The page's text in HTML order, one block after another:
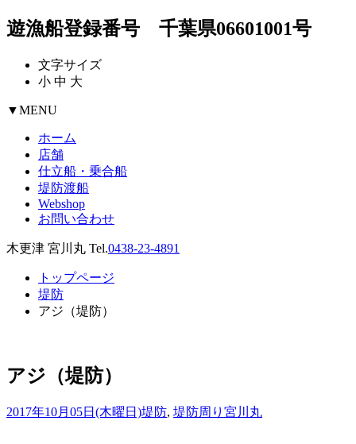
遊漁船登録番号 千葉県06601001号
文字サイズ
小 中 大
▼MENU
ホーム
店舗
仕立船・乗合船
堤防渡船
Webshop
お問い合わせ
木更津 宮川丸 Tel.0438-23-4891
トップページ
堤防
アジ（堤防）
アジ（堤防）
2017年10月05日(木曜日)堤防, 堤防周り 宮川丸